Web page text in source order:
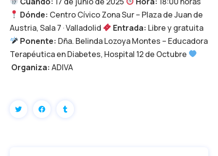
Dónde: Centro Cívico Zona Sur – Plaza de Juan de
Austria, Sala 7 · Valladolid
Entrada: Libre y gratuita
Ponente: Dña. Belinda Lozoya Montes – Educadora
Terapéutica en Diabetes, Hospital 12 de Octubre
Organiza: ADIVA